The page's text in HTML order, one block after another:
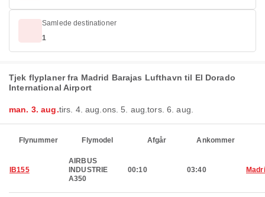
Samlede destinationer
1
Tjek flyplaner fra Madrid Barajas Lufthavn til El Dorado
International Airport
man. 3. aug.tirs. 4. aug. ons. 5. aug.tors. 6. aug.
Flynummer Flymodel Afgår Ankommer
IB155
AIRBUS
INDUSTRIE
A350
00:10 03:40